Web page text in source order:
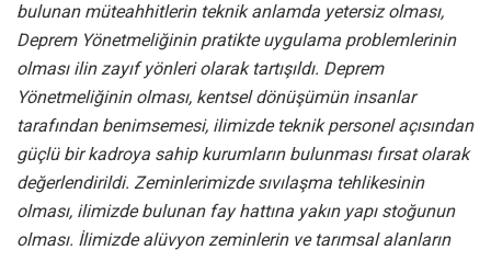
bulunan müteahhitlerin teknik anlamda yetersiz olması,
Deprem Yönetmeliğinin pratikte uygulama problemlerinin
olması ilin zayıf yönleri olarak tartışıldı. Deprem
Yönetmeliğinin olması, kentsel dönüşümün insanlar
tarafından benimsemesi, ilimizde teknik personel açısından
güçlü bir kadroya sahip kurumların bulunması fırsat olarak
değerlendirildi. Zeminlerimizde sıvılaşma tehlikesinin
olması, ilimizde bulunan fay hattına yakın yapı stoğunun
olması. İlimizde alüvyon zeminlerin ve tarımsal alanların